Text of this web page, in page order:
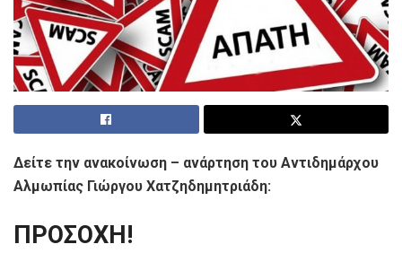
Δείτε την ανακοίνωση – ανάρτηση του Αντιδημάρχου
Αλμωπίας Γιώργου Χατζηδημητριάδη:
ΠΡΟΣΟΧΗ!